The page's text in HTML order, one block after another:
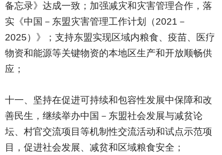
备忘录》达成一致；加强减灾和灾害管理合作，落
实《中国－东盟灾害管理工作计划（2021－
2025）》；支持东盟实现区域内粮食、疫苗、医疗
物资和能源等关键物资的本地区生产和开放顺畅供
应；
十一、坚持在促进可持续和包容性发展中保障和改
善民生，继续举办中国－东盟社会发展与减贫论
坛、村官交流项目等机制性交流活动和试点示范项
目，促进社会发展、减贫和区域粮食安全；